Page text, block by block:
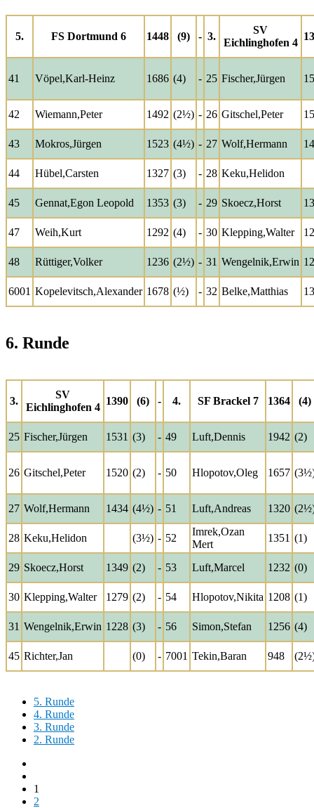
5. FS Dortmund 6 1448 (9) - 3.
SV
Eichlinghofen 4
41 Vöpel,Karl-Heinz 1686 (4) - 25 Fischer,Jürgen
42 Wiemann,Peter 1492 (2½) - 26 Gitschel,Peter
43 Mokros,Jürgen 1523 (4½) - 27 Wolf,Hermann
44 Hübel,Carsten 1327 (3) - 28 Keku,Helidon
45 Gennat,Egon Leopold 1353 (3) - 29 Skoecz,Horst
47 Weih,Kurt 1292 (4) - 30 Klepping,Walter
48 Rüttiger,Volker 1236 (2½) - 31 Wengelnik,Erwin
6001 Kopelevitsch,Alexander 1678 (½) - 32 Belke,Matthias
6. Runde
3.
SV
Eichlinghofen 4
1390 (6) - 4. SF Brackel 7 1364 (4)
25 Fischer,Jürgen 1531 (3) - 49 Luft,Dennis 1942 (2)
26 Gitschel,Peter 1520 (2) - 50 Hlopotov,Oleg 1657
27 Wolf,Hermann 1434 (4½) - 51 Luft,Andreas 1320
28 Keku,Helidon (3½) - 52
Imrek,Ozan
Mert
1351 (1)
29 Skoecz,Horst 1349 (2) - 53 Luft,Marcel 1232 (0)
30 Klepping,Walter 1279 (2) - 54 Hlopotov,Nikita 1208 (1)
31 Wengelnik,Erwin 1228 (3) - 56 Simon,Stefan 1256 (4)
45 Richter,Jan (0) - 7001 Tekin,Baran 948
5. Runde
4. Runde
3. Runde
2. Runde
1
2